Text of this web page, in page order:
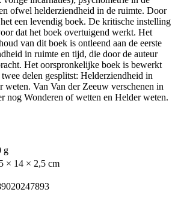
ofwel helderziendheid in de ruimte. Door
een levendig boek. De kritische instelling
dat het boek overtuigend werkt. Het
van dit boek is ontleend aan de eerste
in ruimte en tijd, die door de auteur
Het oorspronkelijke boek is bewerkt
delen gesplitst: Helderziendheid in
weten. Van Van der Zeeuw verschenen in
nog Wonderen of wetten en Helder weten.
g
× 14 × 2,5 cm